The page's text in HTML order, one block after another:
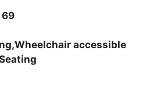
69
accessible